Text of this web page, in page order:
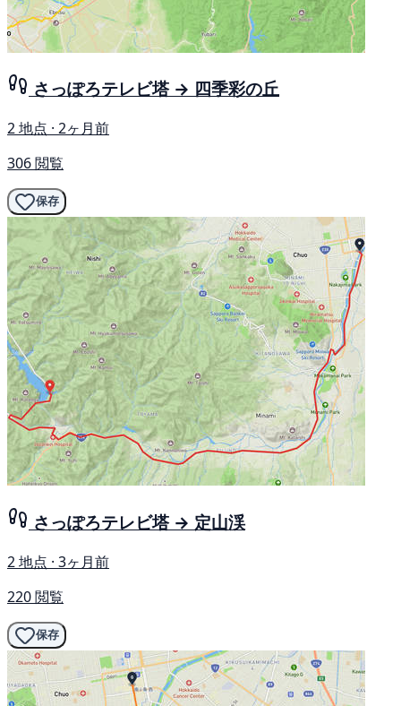
さっぽろテレビ塔 → 四季彩の丘
2 地点 · 2ヶ月前
306 閲覧
保存
さっぽろテレビ塔 → 定山渓
2 地点 · 3ヶ月前
220 閲覧
保存